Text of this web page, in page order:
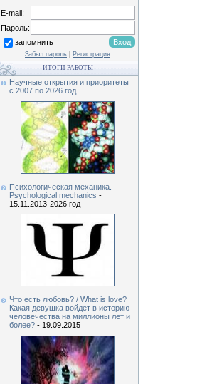
E-mail:
Пароль:
запомнить
Забыл пароль
Регистрация
ИТОГИ РАБОТЫ
Научные открытия и приоритеты
c 2007 по 2026 год
Психологическая механика.
Psychological mechanics -
15.11.2013-2026 год
Что есть любовь? / What is love?
Какая девушка войдет в историю
человечества на миллионы лет и
более?- 19.09.2015